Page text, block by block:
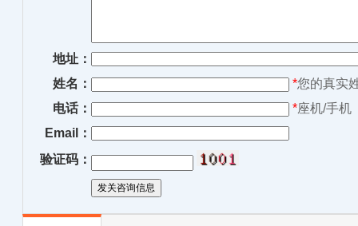
地址：
姓名：
*您的真实
电话：
*座机/手机
Email：
验证码：